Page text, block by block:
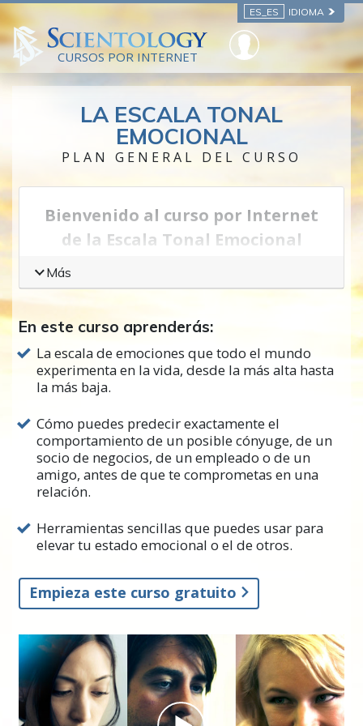
ES_ES IDIOMA
CURSOS POR INTERNET
LA ESCALA TONAL
EMOCIONAL
PLAN GENERAL DEL CURSO
Bienvenido al curso por Internet
de la Escala Tonal Emocional
Las personas a menudo se preguntan cómo
podrían comprender mejor cómo afecta la
una persona que parece estar molesta y muy
enojada y no saben qué esperar de ella. Ven a
alguien que está muy callado y triste que
mira al suelo todo el tiempo y tratan de hacer
que tienen, pero su intento por entusiasmar a
la persona no va a ninguna parte y no saben
por qué.
para comprender cómo la gente cambia
varias veces sus emociones durante el día o
durante años.
realidad, existe unapautade
comportamiento emocional que la gente
sigue. Encontró que la gente actúa de formas
que te explican qué emociones están
Más
En este curso aprenderás:
La escala de emociones que todo el mundo
experimenta en la vida, desde la más alta hasta
la más baja.
Cómo puedes predecir exactamente el
comportamiento de un posible cónyuge, de un
socio de negocios, de un empleado o de un
amigo, antes de que te comprometas en una
relación.
Herramientas sencillas que puedes usar para
elevar tu estado emocional o el de otros.
Empieza este curso gratuito